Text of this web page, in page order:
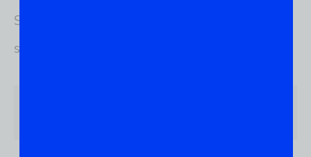
Se você precisa encontrar
seu sistema: